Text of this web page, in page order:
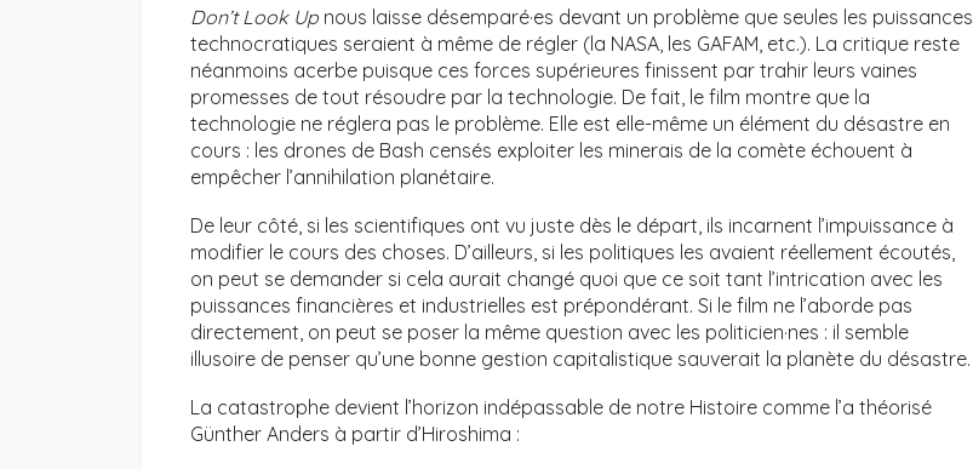
Don’t Look Up nous laisse désemparé·es devant un problème que seules les puissances
technocratiques seraient à même de régler (la NASA, les GAFAM, etc.). La critique reste
néanmoins acerbe puisque ces forces supérieures finissent par trahir leurs vaines
promesses de tout résoudre par la technologie. De fait, le film montre que la
technologie ne réglera pas le problème. Elle est elle-même un élément du désastre en
cours : les drones de Bash censés exploiter les minerais de la comète échouent à
empêcher l’annihilation planétaire.
De leur côté, si les scientifiques ont vu juste dès le départ, ils incarnent l’impuissance à
modifier le cours des choses. D’ailleurs, si les politiques les avaient réellement écoutés,
on peut se demander si cela aurait changé quoi que ce soit tant l’intrication avec les
puissances financières et industrielles est prépondérant. Si le film ne l’aborde pas
directement, on peut se poser la même question avec les politicien·nes : il semble
illusoire de penser qu’une bonne gestion capitalistique sauverait la planète du désastre.
La catastrophe devient l’horizon indépassable de notre Histoire comme l’a théorisé
Günther Anders à partir d’Hiroshima :